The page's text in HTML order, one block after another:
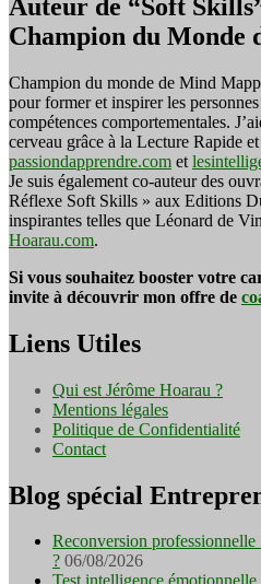
Auteur de “Soft
Champion du Monde
Champion du monde de Mind
pour former et inspirer les
compétences comportementales.
cerveau grâce à la Lecture Rapide
passiondapprendre.com et
Je suis également co-auteur des
Réflexe Soft Skills » aux Editions
inspirantes telles que Léonard de
Hoarau.com.
Si vous souhaitez booster votre
invite à découvrir mon offre de
Liens Utiles
Qui est Jérôme Hoarau ?
Mentions légales
Politique de Confidentialité
Contact
Blog spécial
Reconversion
? 06/08/2026